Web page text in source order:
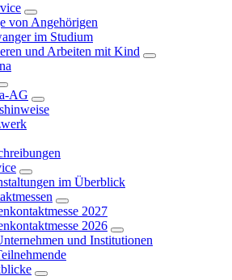
von Angehörigen
im Studium
und Arbeiten mit Kind
AG
im Überblick
2027
2026
und Institutionen